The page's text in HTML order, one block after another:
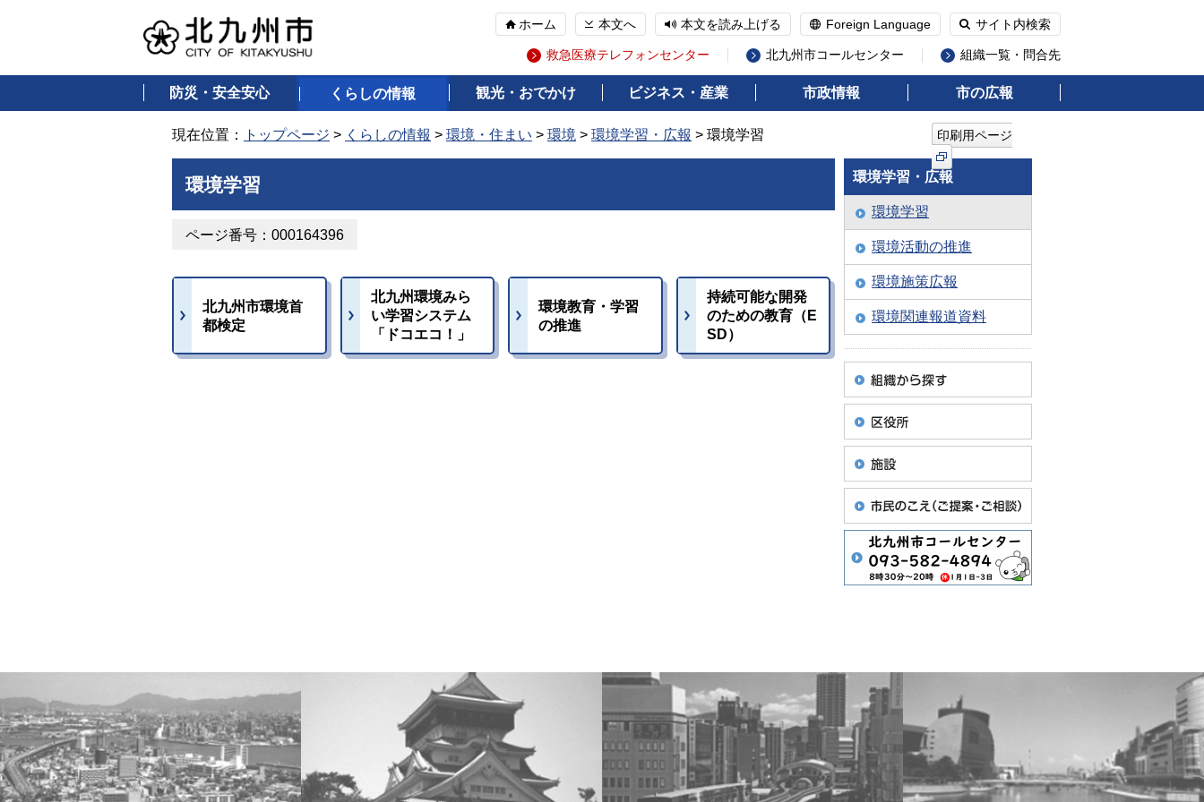
ホーム 本文へ 本文を読み上げる Foreign Language サイト内検索
救急医療テレフォンセンター 北九州市コールセンター 組織一覧・問合先
防災・安全安心 くらしの情報 観光・おでかけ ビジネス・産業 市政情報 市の広報
現在位置： トップページ > くらしの情報 > 環境・住まい > 環境 > 環境学習・広報 > 環境学習 印刷用ページ
環境学習
ページ番号：000164396
北九州市環境首
都検定
北九州環境みら
い学習システム
「ドコエコ！」
環境教育・学習
の推進
持続可能な開発
のための教育（E
SD）
環境学習・広報
環境学習
環境活動の推進
環境施策広報
環境関連報道資料